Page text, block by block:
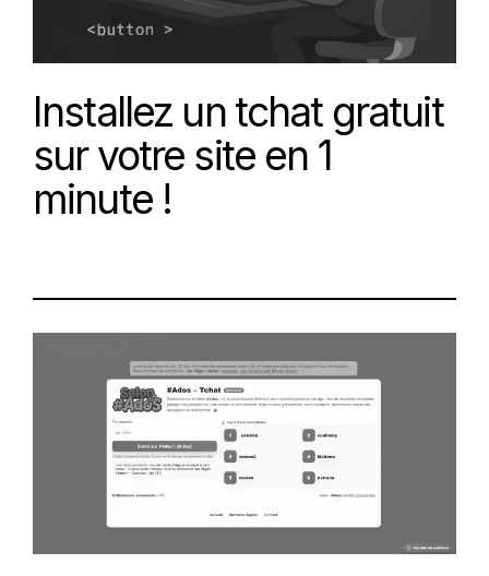
Installez un tchat gratuit
sur votre site en 1
minute !